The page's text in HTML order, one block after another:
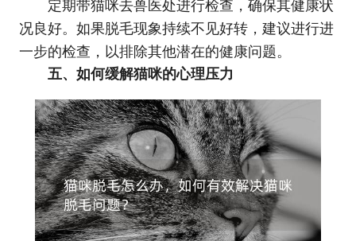
定期带猫咪去兽医处进行检查，确保其健康状
况良好。如果脱毛现象持续不见好转，建议进行进
一步的检查，以排除其他潜在的健康问题。
五、如何缓解猫咪的心理压力